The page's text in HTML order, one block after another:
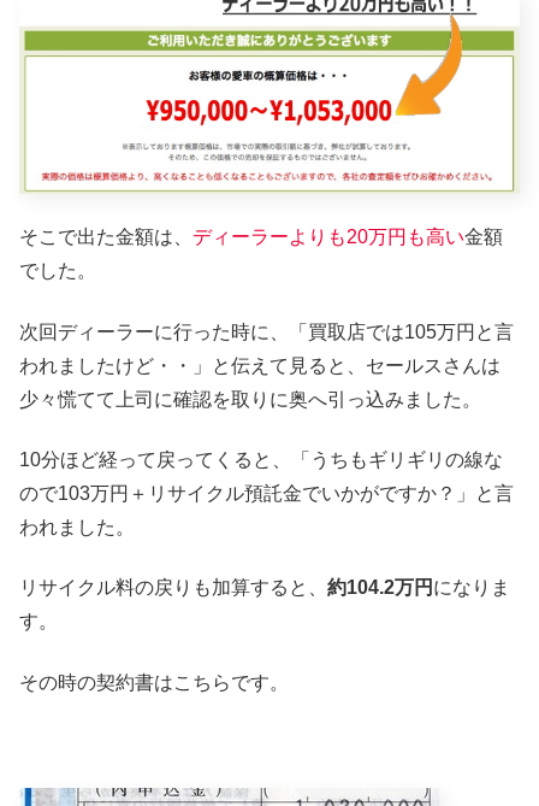
そこで出た金額は、 ディーラーよりも20万円も高い金額
でした。
次回ディーラーに行った時に、「買取店では105万円と言
われましたけど・・」と伝えて見ると、セールスさんは
少々慌てて上司に確認を取りに奥へ引っ込みました。
10分ほど経って戻ってくると、「うちもギリギリの線な
ので103万円＋リサイクル預託金でいかがですか？」と言
われました。
リサイクル料の戻りも加算すると、 約104.2万円 になりま
す。
その時の契約書はこちらです。